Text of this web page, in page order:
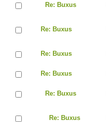
Re: Buxus
Re: Buxus
Re: Buxus
Re: Buxus
Re: Buxus
Re: Buxus